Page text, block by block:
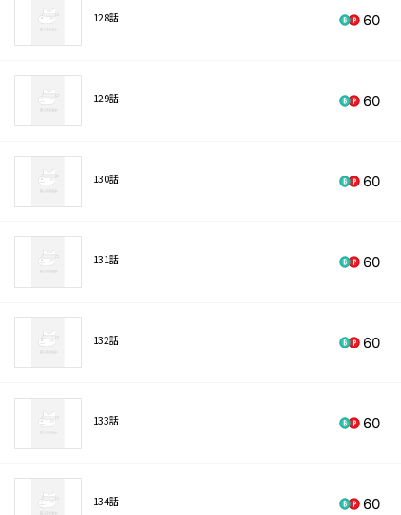
128話 60
129話 60
130話 60
131話 60
132話 60
133話 60
134話 60